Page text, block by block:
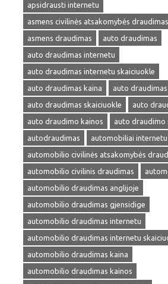
apsidrausti internetu
asmens civilinės atsakomybės draudimas
asmens draudimas
auto draudimas
auto draudimas internetu
auto draudimas internetu skaiciuokle
auto draudimas kaina
auto
auto draudimas skaiciuokle
auto
auto draudimo kainos
auto draudimo
autodraudimas
automobiliai internetu
automobilio civilinės atsakomybės
automobilio civilinis draudimas
automobilio draudimas anglijoje
automobilio draudimas gjensidige
automobilio draudimas internetu
automobilio draudimas internetu
automobilio draudimas kaina
automobilio draudimas kainos